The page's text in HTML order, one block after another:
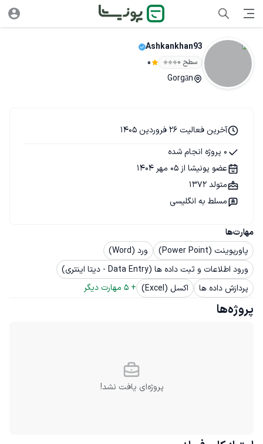
Ashkankhan93
سطح ۰ 0
Gorgān
مهارت‌ها
پاورپوینت (Power Point)
ورد (Word)
ورود اطلاعات و ثبت داده ها (Data Entry - دیتا اینتری)
پردازش داده ها
اکسل (Excel) +
5 مهارت دیگر
آخرین فعالیت 26 فروردین 1405
0 پروژه انجام شده
عضو پونیشا از 05 مهر 1404
متولد 1372
مسلط به انگلیسی
پروژه‌ها
پروژه‌ای یافت نشد!